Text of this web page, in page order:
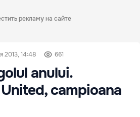
рекламу на сайте
2013, 14:48 661
anului.
campioana